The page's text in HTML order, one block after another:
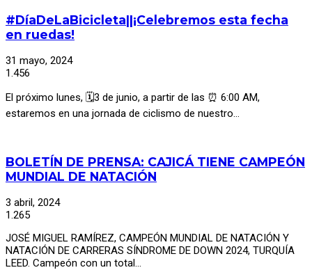
#DíaDeLaBicicleta||¡Celebremos esta fecha
en ruedas!
31 mayo, 2024
1.456
El próximo lunes, 🗓3 de junio, a partir de las ⏰ 6:00 AM,
estaremos en una jornada de ciclismo de nuestro…
BOLETÍN DE PRENSA: CAJICÁ TIENE CAMPEÓN
MUNDIAL DE NATACIÓN
3 abril, 2024
1.265
JOSÉ MIGUEL RAMÍREZ, CAMPEÓN MUNDIAL DE NATACIÓN Y
NATACIÓN DE CARRERAS SÍNDROME DE DOWN 2024, TURQUÍA
LEED. Campeón con un total…